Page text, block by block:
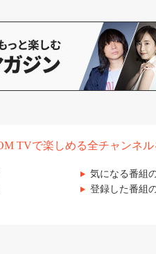
TVで楽しめる全チャンネ
気になる番組
登録した番組